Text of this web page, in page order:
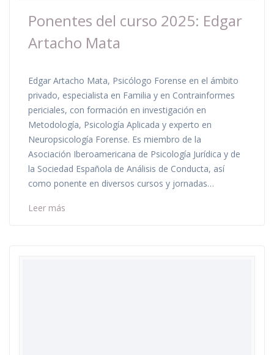
Ponentes del curso 2025: Edgar
Artacho Mata
Edgar Artacho Mata, Psicólogo Forense en el ámbito
privado, especialista en Familia y en Contrainformes
periciales, con formación en investigación en
Metodología, Psicología Aplicada y experto en
Neuropsicología Forense. Es miembro de la
Asociación Iberoamericana de Psicología Jurídica y de
la Sociedad Española de Análisis de Conducta, así
como ponente en diversos cursos y jornadas…
Leer más